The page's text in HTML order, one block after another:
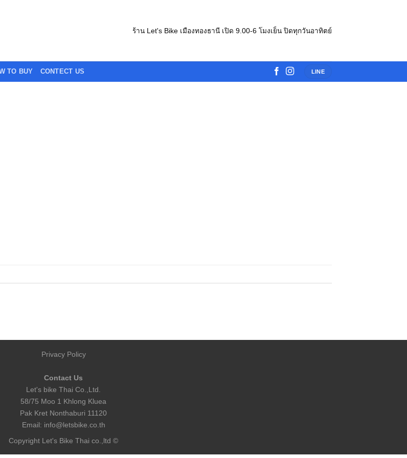
ร้าน Let's Bike เมืองทองธานี เปิด 9.00-6 โมงเย็น ปิดทุกวันอาทิตย์
TO BUY CONTECT US LINE
Privacy Policy
Contact Us
Let's bike Thai Co.,Ltd.
58/75 Moo 1 Khlong Kluea
Pak Kret Nonthaburi 11120
Email: info@letsbike.co.th
Copyright Let's Bike Thai co.,ltd ©